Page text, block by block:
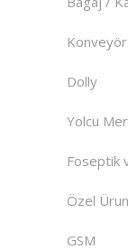
Konveyör
Dolly
Yolcu
Foseptik
Özel
GSM